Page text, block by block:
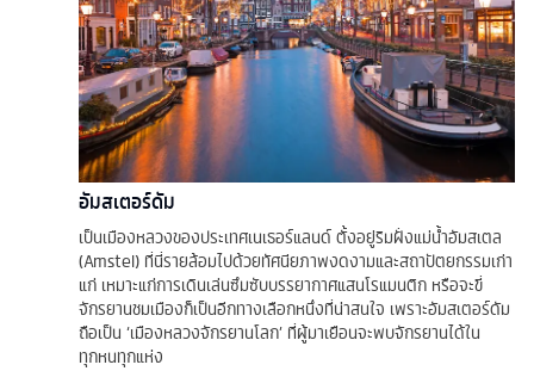
อัมสเตอร์ดัม
เป็นเมืองหลวงของประเทศเนเธอร์แลนด์ ตั้งอยู่ริมฝั่งแม่น้ำอัมสเตล
(Amstel) ที่นี่รายล้อมไปด้วยทัศนียภาพงดงามและสถาปัตยกรรมเก่า
แก่ เหมาะแก่การเดินเล่นซึมซับบรรยากาศแสนโรแมนติก หรือจะขี่
จักรยานชมเมืองก็เป็นอีกทางเลือกหนึ่งที่น่าสนใจ เพราะอัมสเตอร์ดัม
ถือเป็น ‘เมืองหลวงจักรยานโลก’ ที่ผู้มาเยือนจะพบจักรยานได้ใน
ทุกหนทุกแห่ง